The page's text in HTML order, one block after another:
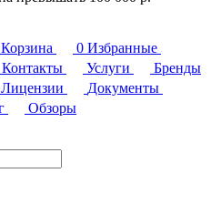
Корзина 0 Избранные
Контакты Услуги
Бренды
Лицензии
Документы
Обзоры